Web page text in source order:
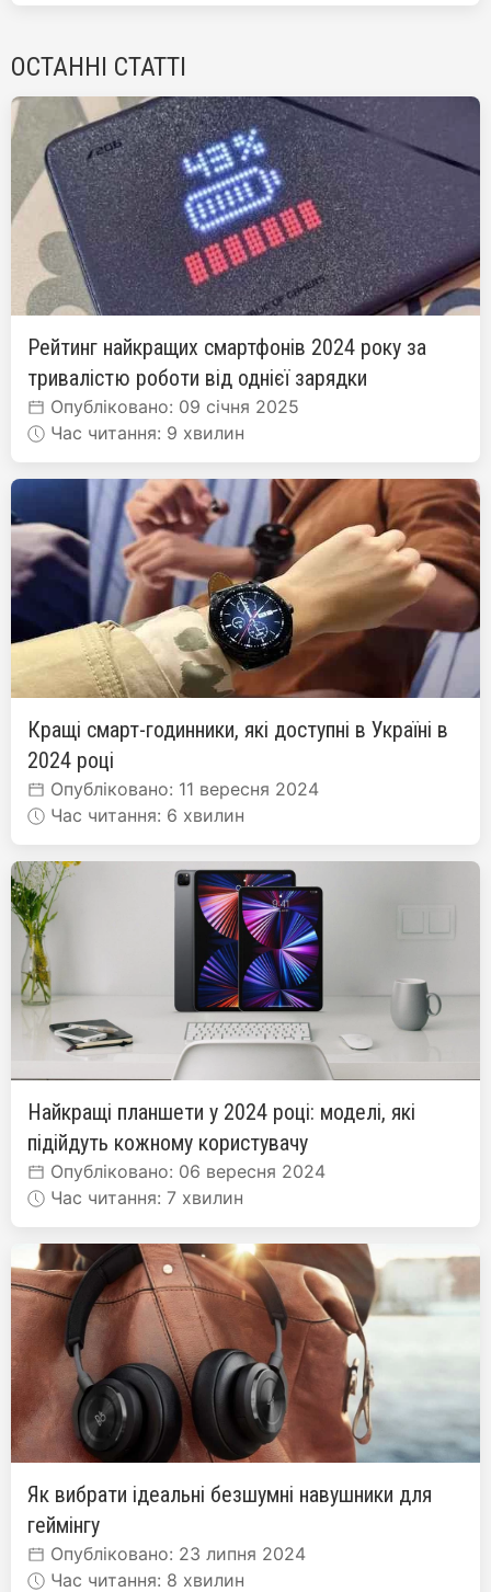
ОСТАННІ СТАТТІ
Рейтинг найкращих смартфонів 2024 року за
тривалістю роботи від однієї зарядки
Опубліковано: 09 січня 2025
Час читання: 9 хвилин
Кращі смарт-годинники, які доступні в Україні в
2024 році
Опубліковано: 11 вересня 2024
Час читання: 6 хвилин
Найкращі планшети у 2024 році: моделі, які
підійдуть кожному користувачу
Опубліковано: 06 вересня 2024
Час читання: 7 хвилин
Як вибрати ідеальні безшумні навушники для
геймінгу
Опубліковано: 23 липня 2024
Час читання: 8 хвилин